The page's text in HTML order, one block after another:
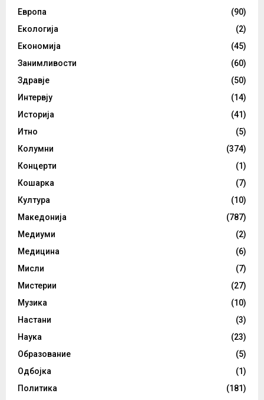
Европа
(90)
Екологија
(2)
Економија
(45)
Занимливости
(60)
Здравје
(50)
Интервју
(14)
Историја
(41)
Итно
(5)
Колумни
(374)
Концерти
(1)
Кошарка
(7)
Култура
(10)
Македонија
(787)
Медиуми
(2)
Медицина
(6)
Мисли
(7)
Мистерии
(27)
Музика
(10)
Настани
(3)
Наука
(23)
Образование
(5)
Одбојка
(1)
Политика
(181)